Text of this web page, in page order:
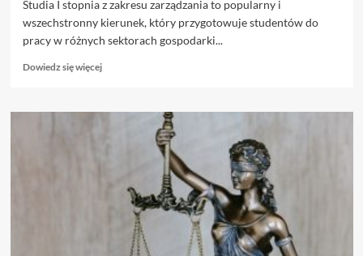
Studia I stopnia z zakresu zarządzania to popularny i
wszechstronny kierunek, który przygotowuje studentów do
pracy w różnych sektorach gospodarki...
Dowiedz się więcejDowiedz
o
kierunku
zarządzanie